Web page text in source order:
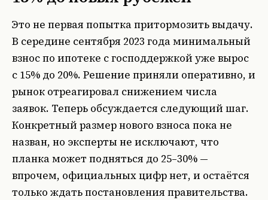
Это не первая попытка притормозить выдачу.
В середине сентября 2023 года минимальный
взнос по ипотеке с господдержкой уже вырос
с 15% до 20%. Решение приняли оперативно, и
рынок отреагировал снижением числа
заявок. Теперь обсуждается следующий шаг.
Конкретный размер нового взноса пока не
назван, но эксперты не исключают, что
планка может подняться до 25–30% —
впрочем, официальных цифр нет, и остаётся
только ждать постановления правительства.